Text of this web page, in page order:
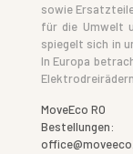
sowie
für die Umwelt
spiegelt sich in
In Europa
MoveEco RO